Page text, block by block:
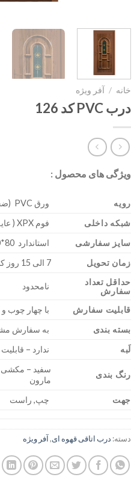
خانه / آفر ویژه
درب PVC کد 126
ویژگی های محصول :
رویه
ورق PVC (ضخامت 0/85)
شبکه داخلی
فوم XPX ( عایق سرما – گرما )
سایز سفارشی
استاندارد 80*190 – 300*200
زمان تحویل
7 الی 15 روز کاری
حداقل تعداد
سفارش
نامحدود
قابلیت سفارش
با چهار چوب
بسته بندی
به سفارش
لَبه
ندارد –
رنگ بندی
سفید – مکشی
مارون
جهت
چپ, راست
دسته: درب اتاقی قهوه ای,آفر ویژه